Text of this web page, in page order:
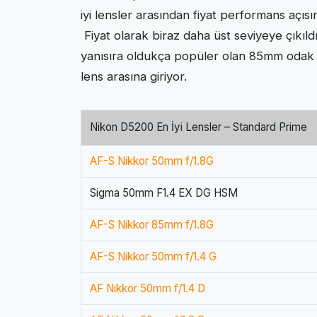
iyi lensler arasından fiyat performans
Fiyat olarak biraz daha üst seviyeye
yanısıra oldukça popüler olan 85mm
lens arasına giriyor.
Nikon D5200 En İyi Lensler – Standard Prime
AF-S Nikkor 50mm f/1.8G
Sigma 50mm F1.4 EX DG HSM
AF-S Nikkor 85mm f/1.8G
AF-S Nikkor 50mm f/1.4 G
AF Nikkor 50mm f/1.4 D